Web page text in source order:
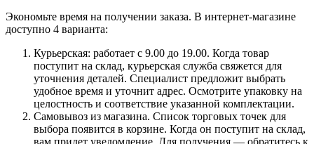
Экономьте время на получении заказа. В интернет-магазине
доступно 4 варианта:
Курьерская: работает с 9.00 до 19.00. Когда товар
поступит на склад, курьерская служба свяжется для
уточнения деталей. Специалист предложит выбрать
удобное время и уточнит адрес. Осмотрите упаковку на
целостность и соответствие указанной комплектации.
Самовывоз из магазина. Список торговых точек для
выбора появится в корзине. Когда он поступит на склад,